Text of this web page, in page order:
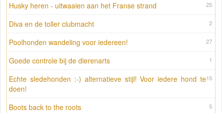
25
Husky heren - uitwaaien aan het Franse strand
2
Diva en de toller clubmacht
27
Poolhonden wandeling voor iedereen!
1
Goede controle bij de dierenarts
15
Echte sledehonden :-) alternatieve stijl! Voor iedere hond te
doen!
5
Boots back to the roots